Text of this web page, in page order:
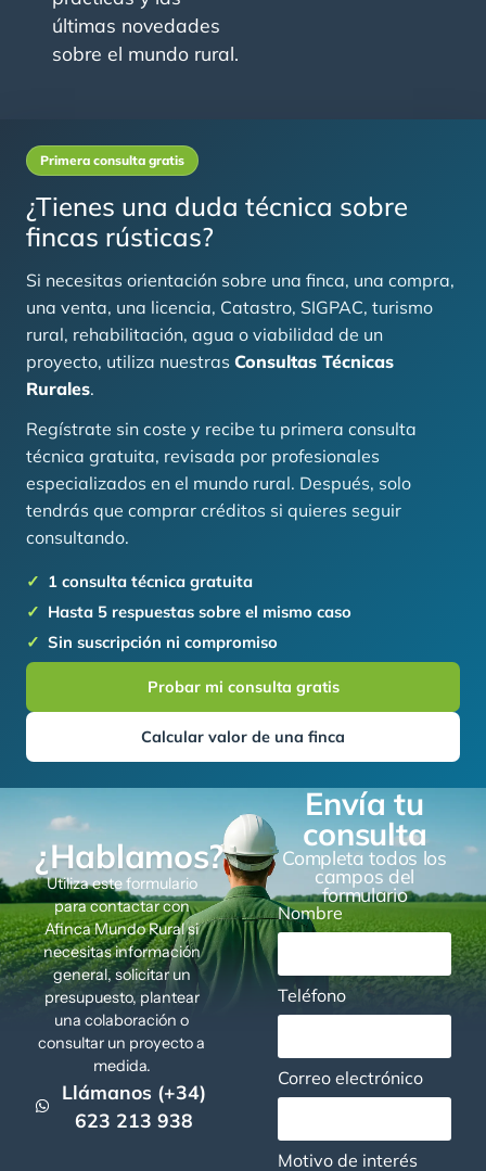
últimas novedades
sobre el mundo rural.
Primera consulta gratis
¿Tienes una duda técnica sobre
fincas rústicas?
Si necesitas orientación sobre una finca, una compra,
una venta, una licencia, Catastro, SIGPAC, turismo
rural, rehabilitación, agua o viabilidad de un
proyecto, utiliza nuestras Consultas Técnicas
Rurales.
Regístrate sin coste y recibe tu primera consulta
técnica gratuita, revisada por profesionales
especializados en el mundo rural. Después, solo
tendrás que comprar créditos si quieres seguir
consultando.
1 consulta técnica gratuita
Hasta 5 respuestas sobre el mismo caso
Sin suscripción ni compromiso
Probar mi consulta gratis
Calcular valor de una finca
¿Hablamos?
Utiliza este formulario
para contactar con
Afinca Mundo Rural si
necesitas información
general, solicitar un
presupuesto, plantear
una colaboración o
consultar un proyecto a
medida.
Llámanos (+34)
623 213 938
Envía tu
consulta
Completa todos los
campos del
formulario
Nombre
Teléfono
Correo electrónico
Motivo de interés